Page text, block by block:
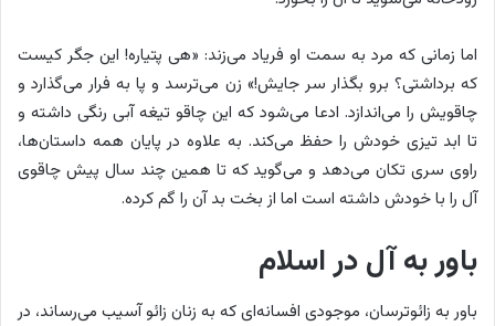
اما زمانی که مرد به سمت او فریاد می‌زند: «هی پتیاره! این جگر کیست
که برداشتی؟ برو بگذار سر جایش!» زن می‌ترسد و پا به فرار می‌گذارد و
چاقویش را می‌اندازد. ادعا می‌شود که این چاقو تیغه آبی رنگی داشته و
تا ابد تیزی خودش را حفظ می‌کند. به علاوه در پایان همه داستان‌ها،
راوی سری تکان می‌دهد و می‎‌گوید که تا همین چند سال پیش چاقوی
آل را با خودش داشته است اما از بخت بد آن را گم کرده.
باور به آل در اسلام
باور به زائوترسان، موجودی افسانه‌ای که به زنان زائو آسیب می‌رساند، در